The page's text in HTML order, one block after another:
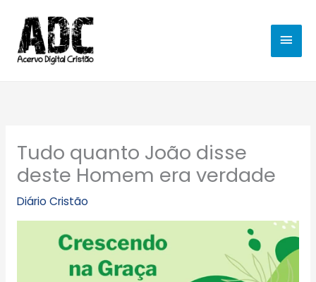
para
conteúdo
Tudo quanto João disse
deste Homem era verdade
Diário Cristão